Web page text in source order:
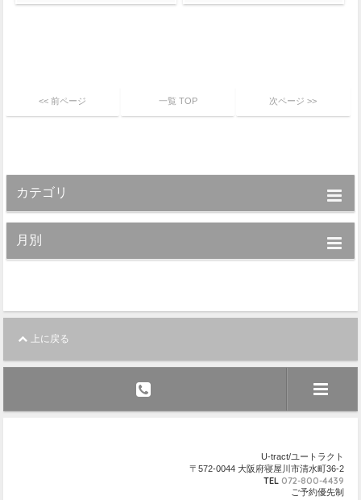
<< 前ページ 一覧 TOP 次ページ >>
カテゴリ
月別
上に戻る
U-tract/ユートラクト
〒572-0044 大阪府寝屋川市清水町36-2
TEL 072-800-4439
ご予約優先制